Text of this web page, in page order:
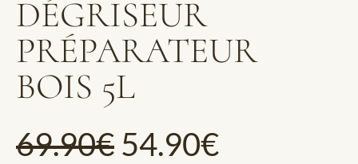
DÉGRISEUR
PRÉPARATEUR
BOIS 5L
69.90€ 54.90€